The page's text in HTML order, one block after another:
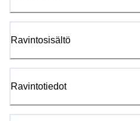
Ravintosisältö
Ravintotiedot